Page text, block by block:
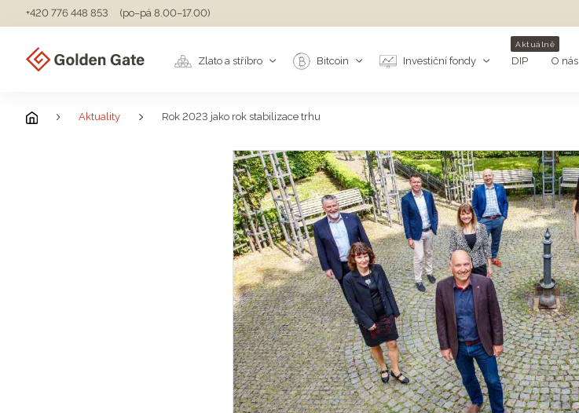
+420 776 448 853 (po–pá 8.00–17.00)
Zlato a stříbro Bitcoin Investiční fondy DIP
Aktuálně
O nás
Aktuality Rok 2023 jako rok stabilizace trhu